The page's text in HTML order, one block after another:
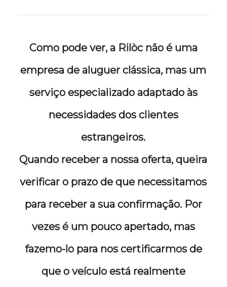
Como pode ver, a Rilòc não é uma
empresa de aluguer clássica, mas um
serviço especializado adaptado às
necessidades dos clientes
estrangeiros.
Quando receber a nossa oferta, queira
verificar o prazo de que necessitamos
para receber a sua confirmação. Por
vezes é um pouco apertado, mas
fazemo-lo para nos certificarmos de
que o veículo está realmente